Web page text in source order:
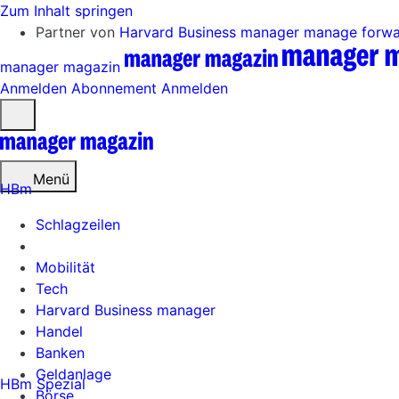
Zum Inhalt springen
Partner von Harvard Business manager manage
manager magazin
Anmelden Abonnement Anmelden
öffnen
Menü
Schlagzeilen
Mobilität
Tech
Harvard Business manager
Handel
Banken
Geldanlage
Börse
HBm
HBm Spezial